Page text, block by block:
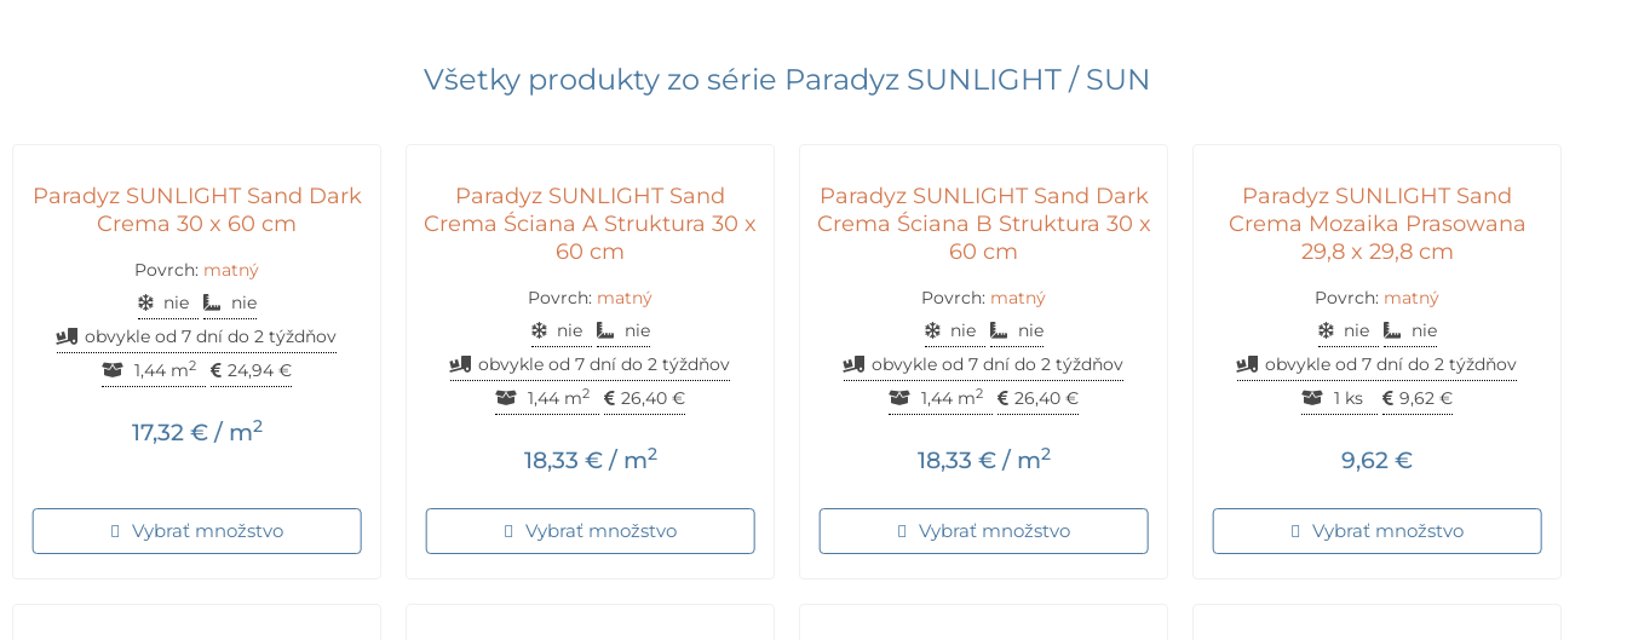
Všetky produkty zo série Paradyz SUNLIGHT / SUN
Paradyz SUNLIGHT Sand Dark
Crema 30 x 60 cm
Povrch: matný
nie
nie
obvykle od 7 dní do 2 týždňov
1,44 m2 24,94 €
17,32 €/ m2
Vybrať množstvo
Paradyz SUNLIGHT Sand
Crema Ściana A Struktura 30 x
60 cm
Povrch: matný
nie
nie
obvykle od 7 dní do 2 týždňov
1,44 m2 26,40 €
18,33 €/ m2
Vybrať množstvo
Paradyz SUNLIGHT Sand Dark
Crema Ściana B Struktura 30 x
60 cm
Povrch: matný
nie
nie
obvykle od 7 dní do 2 týždňov
1,44 m2 26,40 €
18,33 €/ m2
Vybrať množstvo
Paradyz SUNLIGHT Sand
Crema Mozaika Prasowana
29,8 x 29,8 cm
Povrch: matný
nie
nie
obvykle od 7 dní do 2 týždňov
1 ks
9,62 €
9,62 €
Vybrať množstvo